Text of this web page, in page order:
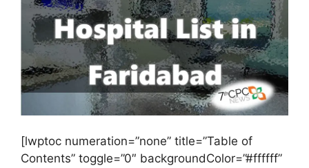
[lwptoc numeration=”none” title=”Table of
Contents” toggle=”0″ backgroundColor=”#ffffff”